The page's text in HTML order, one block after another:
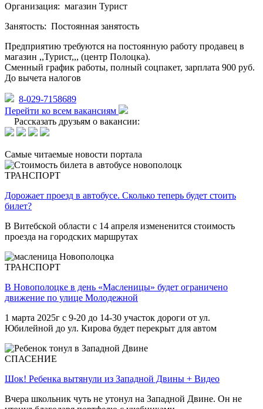
Организация: магазин Турист
Занятость: Постоянная занятость
Предприятию требуются на постоянную работу продавец в
магазин ,,Турист,,, (центр Полоцка).
Сменный график работы, полный соцпакет, зарплата 900 руб.
До вычета налогов
8-029-7158689
Перейти ко всем вакансиям
Рассказать друзьям о вакансии:
Самые читаемые новости портала
ТРАНСПОРТ
Дорожает проезд в автобусе. Сколько теперь будет стоить
билет?
В Витебской области с 14 апреля измененится стоимость
проезда на городских маршрутах
ТРАНСПОРТ
В Новополоцке в день «Масленицы» будет ограничено
движение по улице Молодежной
1 марта 2025г с 9-20 до 14-30 участок дороги от ул.
Юбилейной до ул. Кирова будет перекрыт для автом
СПАСЕНИЕ
Шок! Ребенка вытянули из Западной Двины + Видео
Вчера школьник чуть не утонул на Западной Двине. Он не